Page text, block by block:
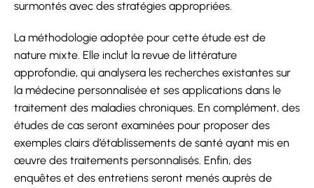
surmontés avec des stratégies appropriées.
La méthodologie adoptée pour cette étude est de
nature mixte. Elle inclut la revue de littérature
approfondie, qui analysera les recherches existantes sur
la médecine personnalisée et ses applications dans le
traitement des maladies chroniques. En complément, des
études de cas seront examinées pour proposer des
exemples clairs d’établissements de santé ayant mis en
œuvre des traitements personnalisés. Enfin, des
enquêtes et des entretiens seront menés auprès de